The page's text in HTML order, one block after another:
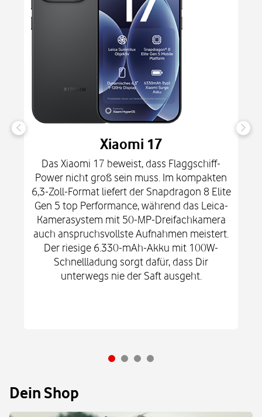
Xiaomi 17
Das Xiaomi 17 beweist, dass Flaggschiff-
Power nicht groß sein muss. Im kompakten
6,3-Zoll-Format liefert der Snapdragon 8 Elite
Gen 5 top Performance, während das Leica-
Kamerasystem mit 50-MP-Dreifachkamera
auch anspruchsvollste Aufnahmen meistert.
Der riesige 6.330-mAh-Akku mit 100W-
Schnellladung sorgt dafür, dass Dir
unterwegs nie der Saft ausgeht.
Dein Shop